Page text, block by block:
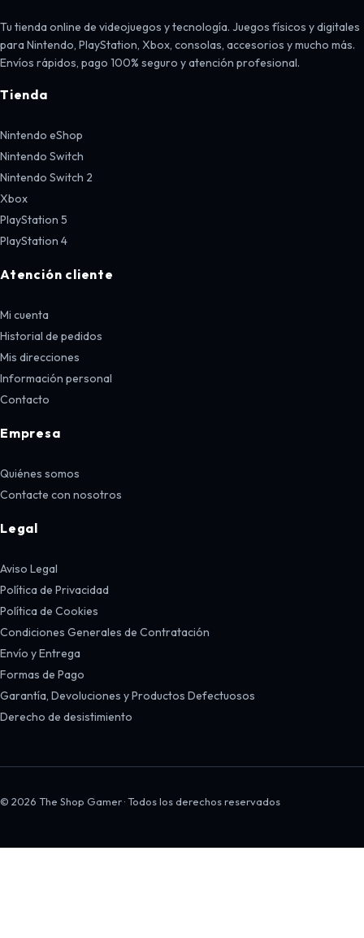
Tu tienda online de videojuegos y tecnología. Juegos físicos y digitales
para Nintendo, PlayStation, Xbox, consolas, accesorios y mucho más.
Envíos rápidos, pago 100% seguro y atención profesional.
Tienda
Nintendo eShop
Nintendo Switch
Nintendo Switch 2
Xbox
PlayStation 5
PlayStation 4
Atención cliente
Mi cuenta
Historial de pedidos
Mis direcciones
Información personal
Contacto
Empresa
Quiénes somos
Contacte con nosotros
Legal
Aviso Legal
Política de Privacidad
Política de Cookies
Condiciones Generales de Contratación
Envío y Entrega
Formas de Pago
Garantía, Devoluciones y Productos Defectuosos
Derecho de desistimiento
© 2026 The Shop Gamer · Todos los derechos reservados